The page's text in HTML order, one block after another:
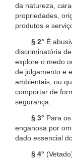
da natureza,
propriedades,
produtos e
§ 2° É
discriminatória
explore o medo
de julgamento e
ambientais, ou
comportar de
segurança.
§ 3° Para
enganosa por
dado essencial
§ 4°